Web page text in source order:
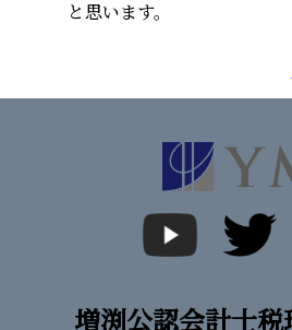
と思います。
増渕公認会計士